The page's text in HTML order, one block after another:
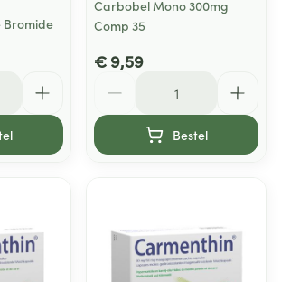
Bromide
Carbobel Mono 300mg
Comp 35
€ 9,59
Bestel